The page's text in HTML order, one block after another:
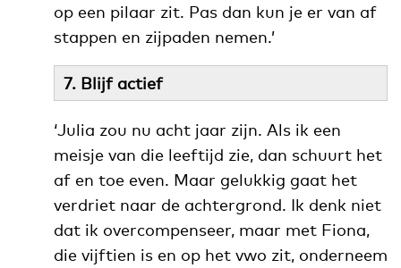
op een pilaar zit. Pas dan kun je er van af
stappen en zijpaden nemen.’
7. Blijf actief
‘Julia zou nu acht jaar zijn. Als ik een
meisje van die leeftijd zie, dan schuurt het
af en toe even. Maar gelukkig gaat het
verdriet naar de achtergrond. Ik denk niet
dat ik overcompenseer, maar met Fiona,
die vijftien is en op het vwo zit, onderneem